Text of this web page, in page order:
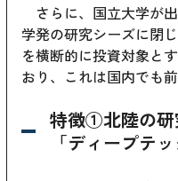
さらに、国立大学が
学発の研究シーズに閉
を横断的に投資対象と
おり、これは国内でも
特徴①北陸の研
「ディープテ